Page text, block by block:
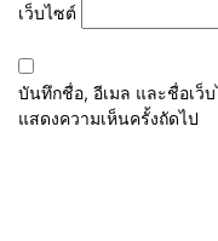
เว็บไซต์
บันทึกชื่อ, อีเมล และชื่อเว็
แสดงความเห็นครั้งถัดไป